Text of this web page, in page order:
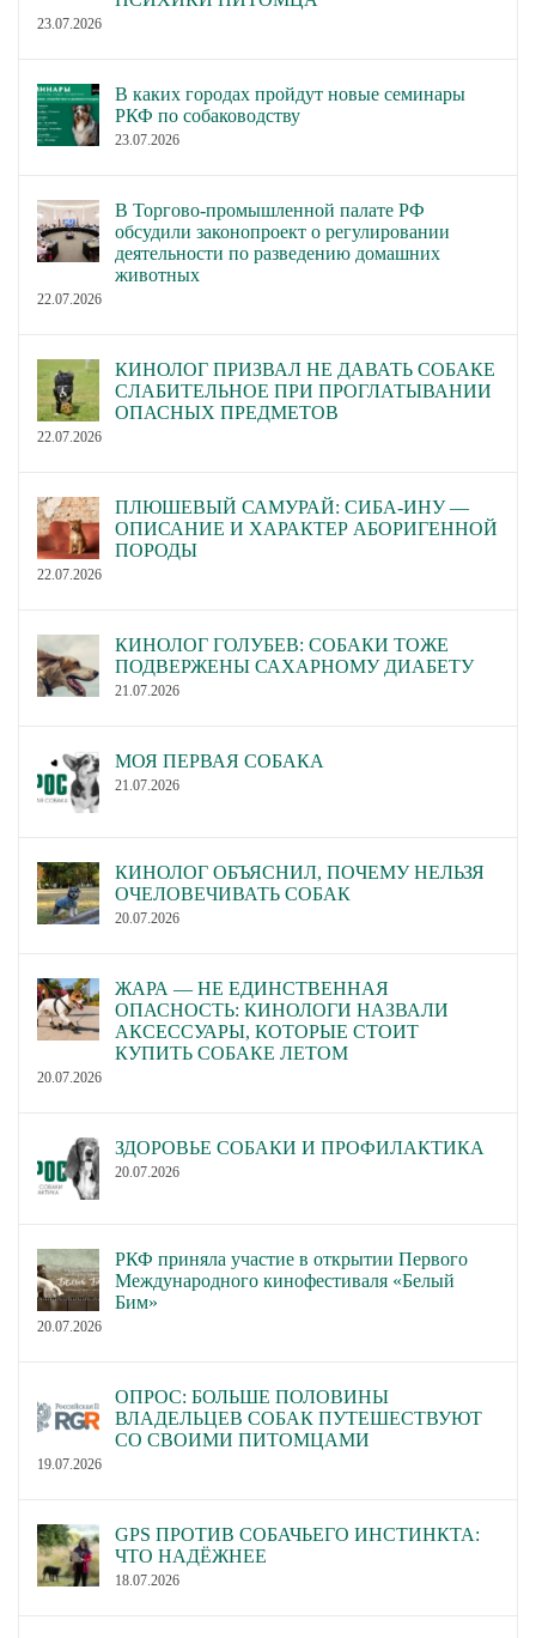
23.07.2026
В каких городах пройдут новые семинары
РКФ по собаководству
23.07.2026
В Торгово-промышленной палате РФ
обсудили законопроект о регулировании
деятельности по разведению домашних
животных
22.07.2026
КИНОЛОГ ПРИЗВАЛ НЕ ДАВАТЬ СОБАКЕ
СЛАБИТЕЛЬНОЕ ПРИ ПРОГЛАТЫВАНИИ
ОПАСНЫХ ПРЕДМЕТОВ
22.07.2026
ПЛЮШЕВЫЙ САМУРАЙ: СИБА-ИНУ —
ОПИСАНИЕ И ХАРАКТЕР АБОРИГЕННОЙ
ПОРОДЫ
22.07.2026
КИНОЛОГ ГОЛУБЕВ: СОБАКИ ТОЖЕ
ПОДВЕРЖЕНЫ САХАРНОМУ ДИАБЕТУ
21.07.2026
МОЯ ПЕРВАЯ СОБАКА
21.07.2026
КИНОЛОГ ОБЪЯСНИЛ, ПОЧЕМУ НЕЛЬЗЯ
ОЧЕЛОВЕЧИВАТЬ СОБАК
20.07.2026
ЖАРА — НЕ ЕДИНСТВЕННАЯ
ОПАСНОСТЬ: КИНОЛОГИ НАЗВАЛИ
АКСЕССУАРЫ, КОТОРЫЕ СТОИТ
КУПИТЬ СОБАКЕ ЛЕТОМ
20.07.2026
ЗДОРОВЬЕ СОБАКИ И ПРОФИЛАКТИКА
20.07.2026
РКФ приняла участие в открытии Первого
Международного кинофестиваля «Белый
Бим»
20.07.2026
ОПРОС: БОЛЬШЕ ПОЛОВИНЫ
ВЛАДЕЛЬЦЕВ СОБАК ПУТЕШЕСТВУЮТ
СО СВОИМИ ПИТОМЦАМИ
19.07.2026
GPS ПРОТИВ СОБАЧЬЕГО ИНСТИНКТА:
ЧТО НАДЁЖНЕЕ
18.07.2026